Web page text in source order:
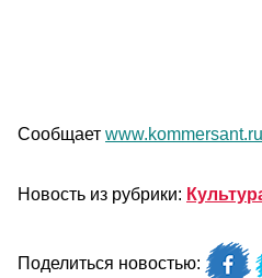
Сообщает www.kommersant.ru
Новость из рубрики:
Поделиться новостью: